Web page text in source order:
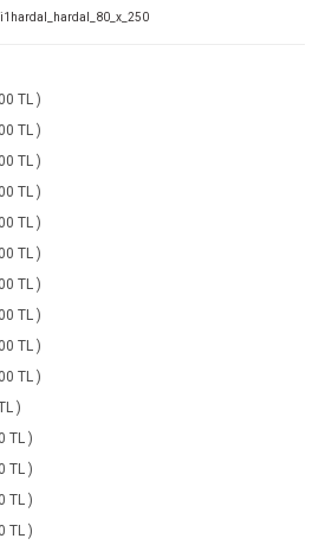
TL )
TL )
TL )
TL )
TL )
TL )
TL )
TL )
TL )
TL )
)
TL )
TL )
TL )
TL )